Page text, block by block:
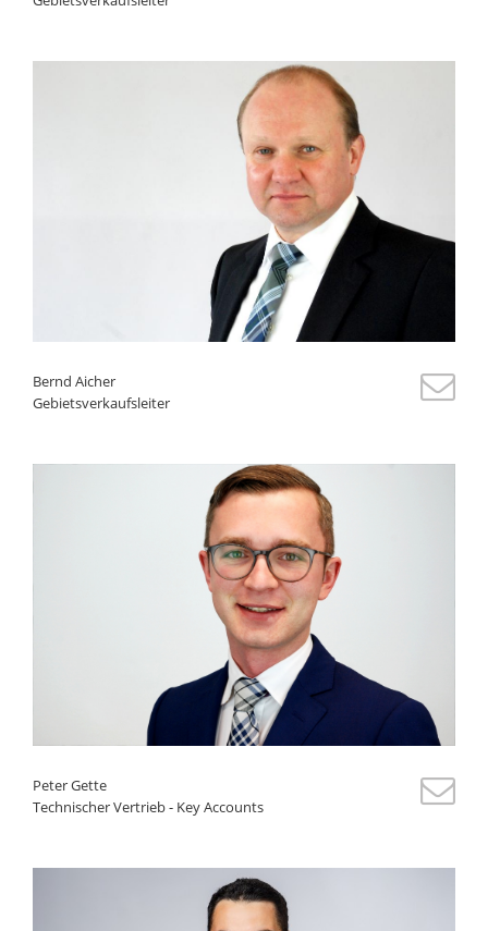
Bernd Aicher
Gebietsverkaufsleiter
Peter Gette
Technischer Vertrieb - Key Accounts